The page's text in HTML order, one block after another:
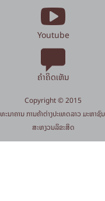
Youtube
ຄຳຄິດເຫັນ
Copyright © 2015
ທະນາຄານ ການຄ້າຕ່າງປະເທດລາວ ມະຫາຊົ
​ສະ​ຫງວນ​ລິ​ຂະ​ສິດ